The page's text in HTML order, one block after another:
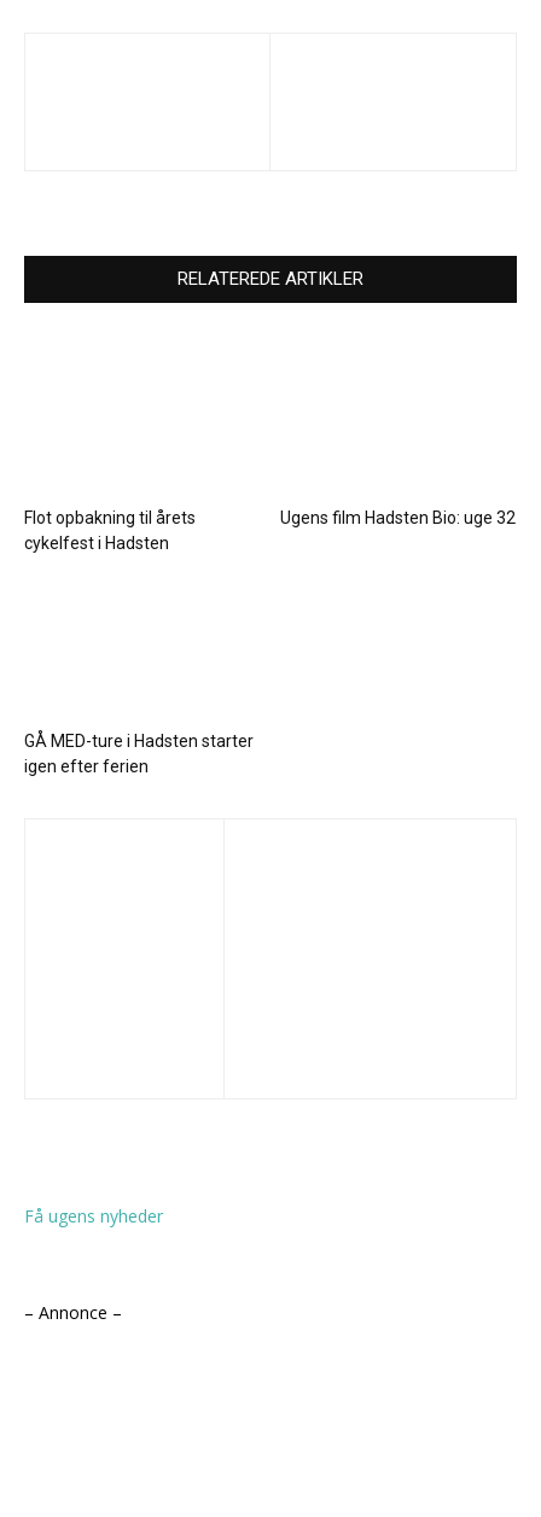
RELATEREDE ARTIKLER
Flot opbakning til årets
cykelfest i Hadsten
Ugens film Hadsten Bio: uge 32
GÅ MED-ture i Hadsten starter
igen efter ferien
Få ugens nyheder
– Annonce –